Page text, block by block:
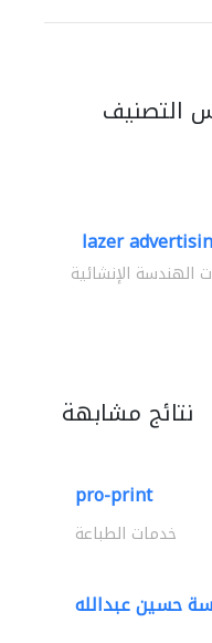
التصنيف
lazer
الهندسة الإنشائية
نتائج مشابهة
pro-print
خدمات الطباعة